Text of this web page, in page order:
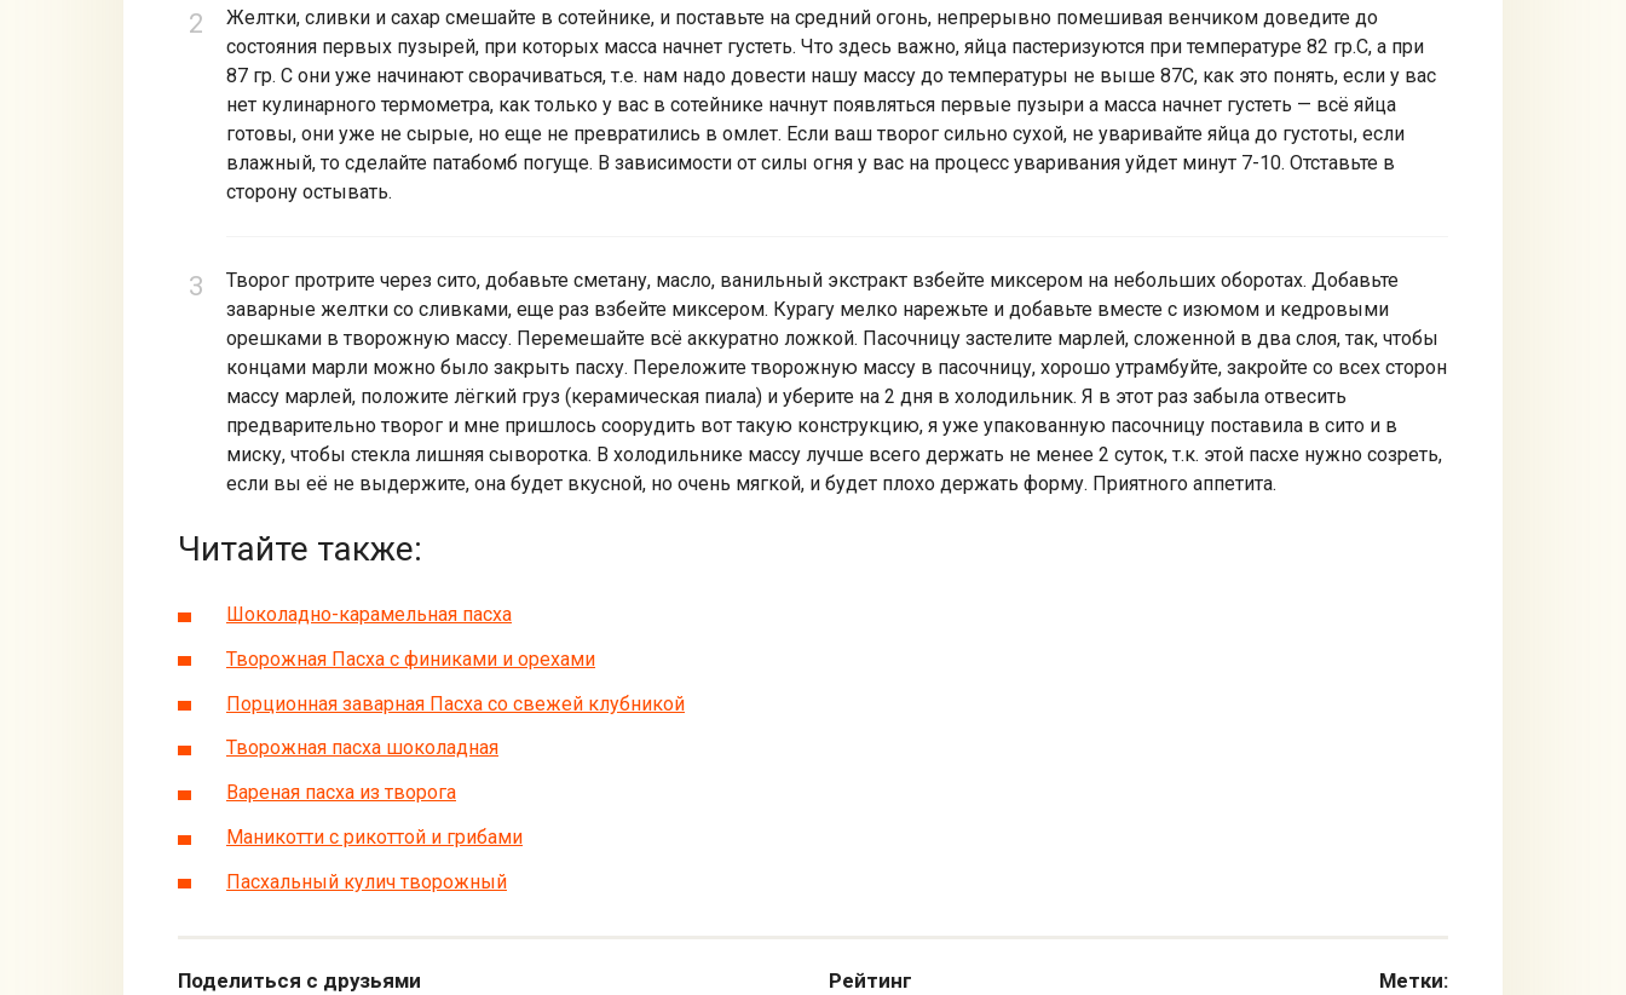
Желтки, сливки и сахар смешайте в сотейнике, и поставьте на средний огонь, непрерывно помешивая венчиком доведите до
состояния первых пузырей, при которых масса начнет густеть. Что здесь важно, яйца пастеризуются при температуре 82 гр.С, а при
87 гр. С они уже начинают сворачиваться, т.е. нам надо довести нашу массу до температуры не выше 87С, как это понять, если у вас
нет кулинарного термометра, как только у вас в сотейнике начнут появляться первые пузыри а масса начнет густеть — всё яйца
готовы, они уже не сырые, но еще не превратились в омлет. Если ваш творог сильно сухой, не уваривайте яйца до густоты, если
влажный, то сделайте патабомб погуще. В зависимости от силы огня у вас на процесс уваривания уйдет минут 7-10. Отставьте в
сторону остывать.
Творог протрите через сито, добавьте сметану, масло, ванильный экстракт взбейте миксером на небольших оборотах. Добавьте
заварные желтки со сливками, еще раз взбейте миксером. Курагу мелко нарежьте и добавьте вместе с изюмом и кедровыми
орешками в творожную массу. Перемешайте всё аккуратно ложкой. Пасочницу застелите марлей, сложенной в два слоя, так, чтобы
концами марли можно было закрыть пасху. Переложите творожную массу в пасочницу, хорошо утрамбуйте, закройте со всех сторон
массу марлей, положите лёгкий груз (керамическая пиала) и уберите на 2 дня в холодильник. Я в этот раз забыла отвесить
предварительно творог и мне пришлось соорудить вот такую конструкцию, я уже упакованную пасочницу поставила в сито и в
миску, чтобы стекла лишняя сыворотка. В холодильнике массу лучше всего держать не менее 2 суток, т.к. этой пасхе нужно созреть,
если вы её не выдержите, она будет вкусной, но очень мягкой, и будет плохо держать форму. Приятного аппетита.
Читайте также:
Шоколадно-карамельная пасха
Творожная Пасха с финиками и орехами
Порционная заварная Пасха со свежей клубникой
Творожная пасха шоколадная
Вареная пасха из творога
Маникотти с рикоттой и грибами
Пасхальный кулич творожный
Поделиться с друзьями Рейтинг Метки: